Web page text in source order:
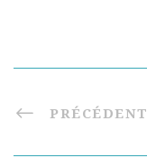
PRÉCÉDENT